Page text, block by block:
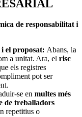
de responsabilitat i
el proposat: Abans, la
a unitat. Ara, el risc
els registres
pot ser
se en multes més
de treballadors
repetitius o